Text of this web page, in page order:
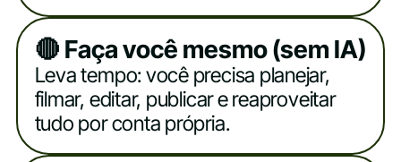
🔴 Faça você mesmo (sem IA)
Leva tempo: você precisa planejar,
filmar, editar, publicar e reaproveitar
tudo por conta própria.